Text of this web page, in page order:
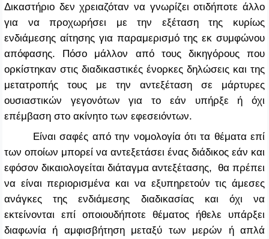
Δικαστήριο δεν χρειαζόταν να γνωρίζει οτιδήποτε άλλο
για να προχωρήσει με την εξέταση της κυρίως
ενδιάμεσης αίτησης για παραμερισμό της εκ συμφώνου
απόφασης. Πόσο μάλλον από τους δικηγόρους που
ορκίστηκαν στις διαδικαστικές ένορκες δηλώσεις και της
μετατροπής τους με την αντεξέταση σε μάρτυρες
ουσιαστικών γεγονότων για το εάν υπήρξε ή όχι
επέμβαση στο ακίνητο των εφεσειόντων.
Είναι σαφές από την νομολογία ότι τα θέματα επί
των οποίων μπορεί να αντεξετάσει ένας διάδικος εάν και
εφόσον δικαιολογείται διάταγμα αντεξέτασης, θα πρέπει
να είναι περιορισμένα και να εξυπηρετούν τις άμεσες
ανάγκες της ενδιάμεσης διαδικασίας και όχι να
εκτείνονται επί οποιουδήποτε θέματος ήθελε υπάρξει
διαφωνία ή αμφισβήτηση μεταξύ των μερών ή απλά